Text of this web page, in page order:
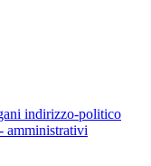
indirizzo-politico
amministrativi